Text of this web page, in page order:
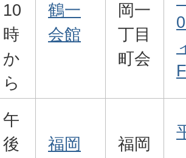
10
時
か
ら
鶴一
会館
岡一
丁目
町会
午
後
福岡
福岡